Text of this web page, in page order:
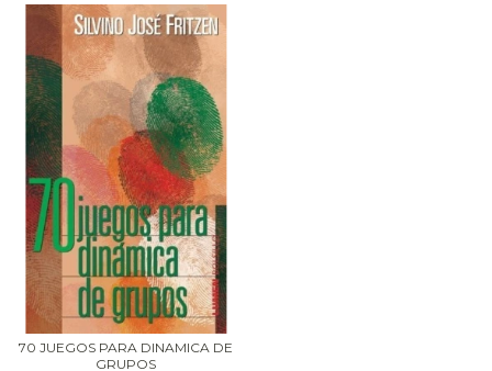
70 JUEGOS PARA DINAMICA DE
GRUPOS